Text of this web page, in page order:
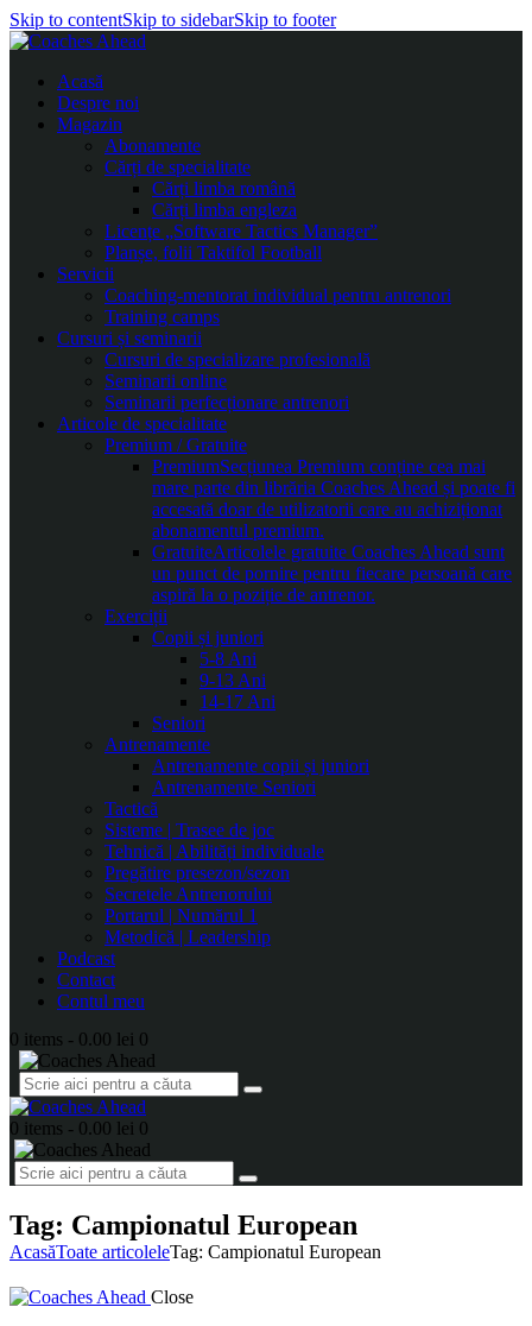
Skip to contentSkip to sidebarSkip to footer
Acasă
Despre noi
Magazin
Abonamente
Cărți de specialitate
Cărți limba română
Cărți limba engleza
Licențe „Software Tactics Manager”
Planșe, folii Taktifol Football
Servicii
Coaching-mentorat individual pentru antrenori
Training camps
Cursuri și seminarii
Cursuri de specializare profesională
Seminarii online
Seminarii perfecționare antrenori
Articole de specialitate
Premium / Gratuite
PremiumSecțiunea Premium conține cea mai
mare parte din librăria Coaches Ahead și poate fi
accesată doar de utilizatorii care au achiziționat
abonamentul premium.
GratuiteArticolele gratuite Coaches Ahead sunt
un punct de pornire pentru fiecare persoană care
aspiră la o poziție de antrenor.
Exerciții
Copii și juniori
5-8 Ani
9-13 Ani
14-17 Ani
Seniori
Antrenamente
Antrenamente copii și juniori
Antrenamente Seniori
Tactică
Sisteme | Trasee de joc
Tehnică | Abilități individuale
Pregătire presezon/sezon
Secretele Antrenorului
Portarul | Numărul 1
Metodică | Leadership
Podcast
Contact
Contul meu
0 items - 0.00 lei 0
0 items - 0.00 lei 0
Tag: Campionatul European
AcasăToate articoleleTag: Campionatul European
Close